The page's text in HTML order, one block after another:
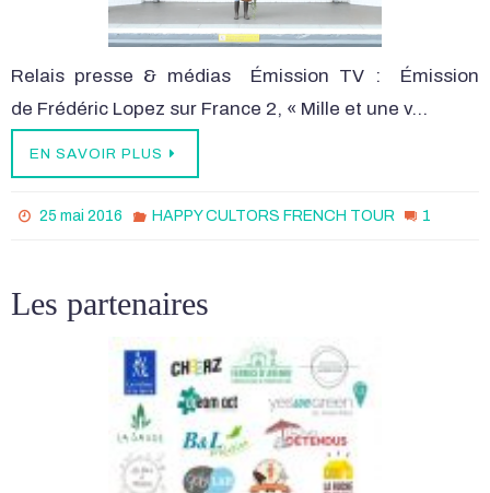
Relais presse & médias Émission TV : Émission
de Frédéric Lopez sur France 2, « Mille et une v…
EN SAVOIR PLUS
25 mai 2016 HAPPY CULTORS FRENCH TOUR 1
Les partenaires